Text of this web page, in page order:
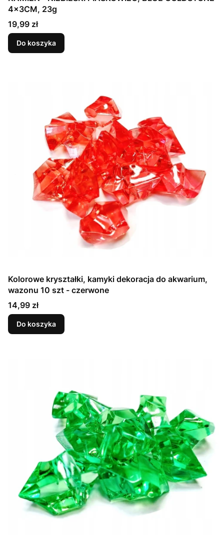
4x3CM, 23g
Cena
19,99 zł
Do koszyka
Kolorowe kryształki, kamyki dekoracja do akwarium,
wazonu 10 szt - czerwone
Cena
14,99 zł
Do koszyka